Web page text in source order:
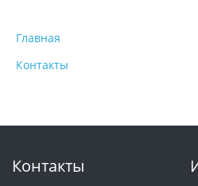
Главная
Контакты
Контакты